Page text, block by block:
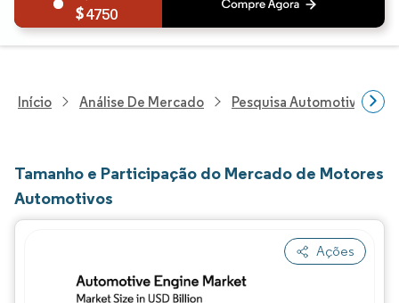
4750
Início Análise De Mercado Pesquisa Automotiva
Tamanho e Participação do Mercado de Motores
Automotivos
Ações